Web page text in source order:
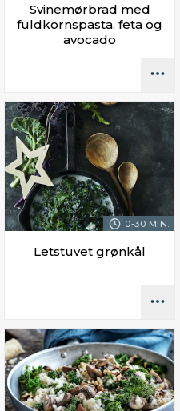
Svinemørbrad med
fuldkornspasta, feta og
avocado
0-30 MIN.
Letstuvet grønkål